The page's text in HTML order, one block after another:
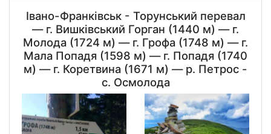
Івано-Франківськ - Торунський перевал
— г. Вишківський Горган (1440 м) — г.
Молода (1724 м) — г. Грофа (1748 м) — г.
Мала Попадя (1598 м) — г. Попадя (1740
м) — г. Коретвина (1671 м) — р. Петрос -
с. Осмолода